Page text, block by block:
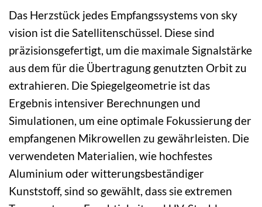
Das Herzstück jedes Empfangssystems von sky
vision ist die Satellitenschüssel. Diese sind
präzisionsgefertigt, um die maximale Signalstärke
aus dem für die Übertragung genutzten Orbit zu
extrahieren. Die Spiegelgeometrie ist das
Ergebnis intensiver Berechnungen und
Simulationen, um eine optimale Fokussierung der
empfangenen Mikrowellen zu gewährleisten. Die
verwendeten Materialien, wie hochfestes
Aluminium oder witterungsbeständiger
Kunststoff, sind so gewählt, dass sie extremen